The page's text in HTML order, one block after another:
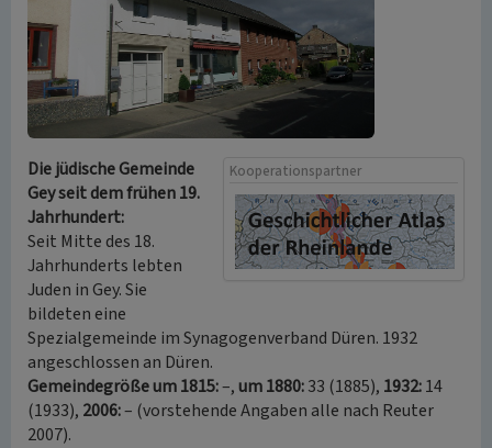
Kooperationspartner
Die jüdische Gemeinde
Gey seit dem frühen 19.
Jahrhundert:
Seit Mitte des 18.
Jahrhunderts lebten
Juden in Gey. Sie
bildeten eine
Spezialgemeinde im Synagogenverband Düren. 1932
angeschlossen an Düren.
Gemeindegröße um 1815:–,um 1880:33 (1885), 1932:14
(1933), 2006:– (vorstehende Angaben alle nach Reuter
2007).